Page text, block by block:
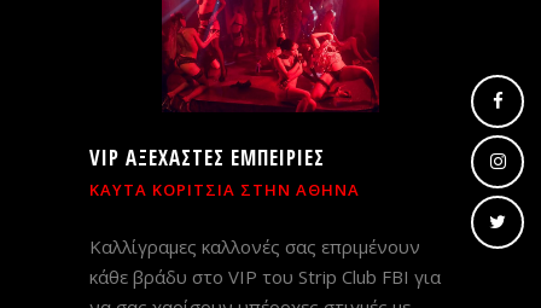
VIP ΑΞΕΧΑΣΤΕΣ ΕΜΠΕΙΡΙΕΣ
ΚΑΥΤΑ ΚΟΡΙΤΣΙΑ ΣΤΗΝ ΑΘΗΝΑ
Καλλίγραμες καλλονές σας επριμένουν
κάθε βράδυ στο VIP του Strip Club FBI για